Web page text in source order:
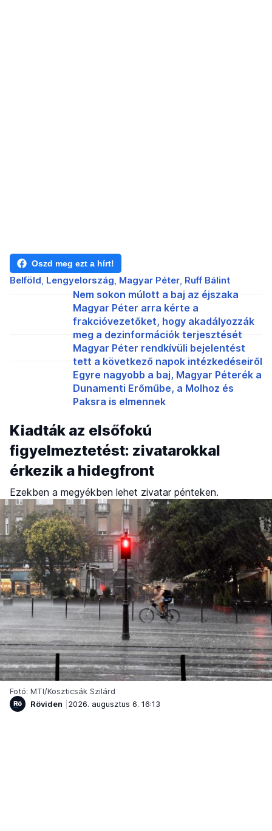
Oszd meg ezt a hírt!
Belföld Lengyelország Magyar Péter Ruff Bálint
Nem sokon múlott a baj az éjszaka
Magyar Péter arra kérte a
frakcióvezetőket, hogy akadályozzák
meg a dezinformációk terjesztését
Magyar Péter rendkívüli bejelentést
tett a következő napok intézkedéseiről
Egyre nagyobb a baj, Magyar Péterék a
Dunamenti Erőműbe, a Molhoz és
Paksra is elmennek
Kiadták az elsőfokú
figyelmeztetést: zivatarokkal
érkezik a hidegfront
Ezekben a megyékben lehet zivatar pénteken.
Fotó: MTI/Koszticsák Szilárd
Röviden
2026. augusztus 6. 16:13